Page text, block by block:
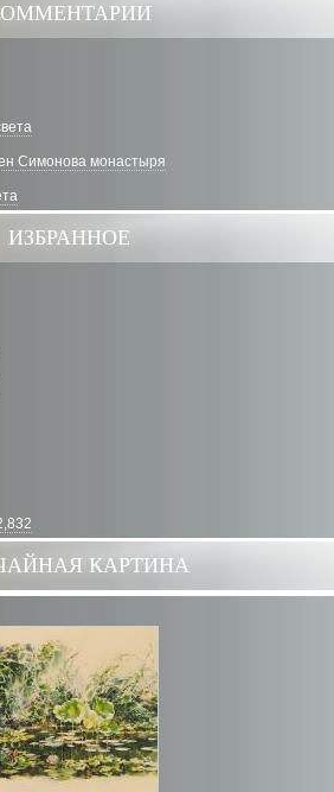
Симонова монастыря
ИЗБРАННОЕ
КАРТИНА